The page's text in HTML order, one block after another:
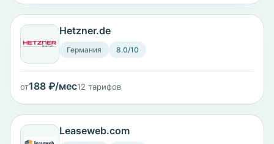
Hetzner.de
Германия 8.0/10
от188 ₽/мес12 тарифов
Leaseweb.com